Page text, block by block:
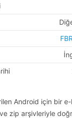
Android için bir
zip arşivleriyle